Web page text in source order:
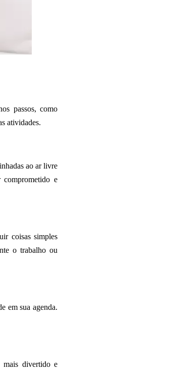
passos, como
atividades.
ao ar livre
e
coisas simples
o trabalho ou
em sua agenda.
mais divertido e